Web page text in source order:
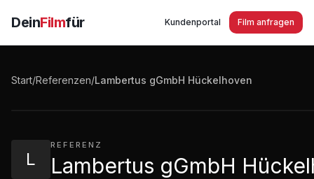
DeinFilmfür Kundenportal Film anfragen
Start/Referenzen/Lambertus gGmbH Hückelhoven
L
REFERENZ
Lambertus gGmbH
unterwegs!